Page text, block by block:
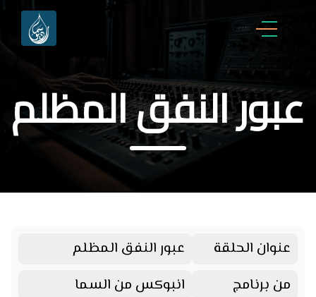
عبور النفق المظلم
عنوان الحلقة
عبور النفق المظلم
من برنامج
انبوكس من السما